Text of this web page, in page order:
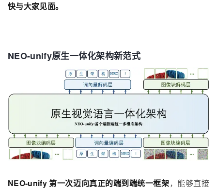
快与大家见面。
NEO-unify原生一体化架构新范式
NEO-unify 第一次迈向真正的端到端统一框架，能够直接